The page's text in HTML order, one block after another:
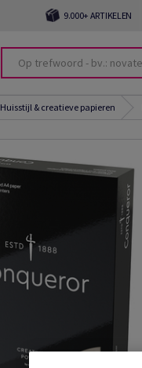
9.000+ ARTIKELEN
Huisstijl & creatieve papieren